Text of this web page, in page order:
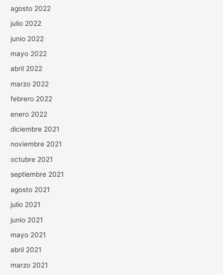
agosto 2022
julio 2022
junio 2022
mayo 2022
abril 2022
marzo 2022
febrero 2022
enero 2022
diciembre 2021
noviembre 2021
octubre 2021
septiembre 2021
agosto 2021
julio 2021
junio 2021
mayo 2021
abril 2021
marzo 2021